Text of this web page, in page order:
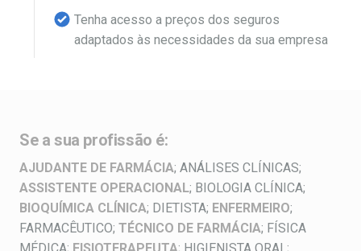
Tenha acesso a preços dos seguros
adaptados às necessidades da sua empresa
Se a sua profissão é:
AJUDANTE DE FARMÁCIA; ANÁLISES CLÍNICAS;
ASSISTENTE OPERACIONAL; BIOLOGIA CLÍNICA;
BIOQUÍMICA CLÍNICA; DIETISTA; ENFERMEIRO;
FARMACÊUTICO; TÉCNICO DE FARMÁCIA; FÍSICA